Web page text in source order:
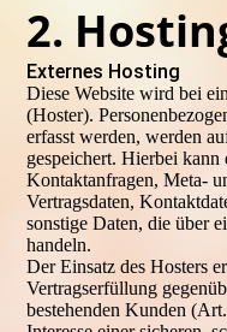
2.
Externes Hosting
Diese Website wird bei
(Hoster).
erfasst werden, werden
gespeichert. Hierbei kann
Kontaktanfragen, Meta-
Vertragsdaten,
sonstige Daten, die über
handeln.
Der Einsatz des Hosters
Vertragserfüllung
bestehenden Kunden